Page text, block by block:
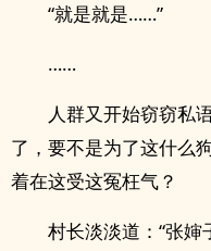
“就是就是……”
……
人群又开始窃窃私
了，要不是为了这什么
着在这受这冤枉气？
村长淡淡道：“张